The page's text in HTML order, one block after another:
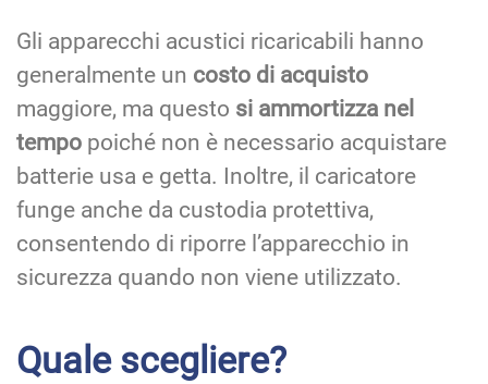
Gli apparecchi acustici ricaricabili hanno
generalmente un costo di acquisto
maggiore, ma questo si ammortizza nel
tempo poiché non è necessario acquistare
batterie usa e getta. Inoltre, il caricatore
funge anche da custodia protettiva,
consentendo di riporre l’apparecchio in
sicurezza quando non viene utilizzato.
Quale scegliere?